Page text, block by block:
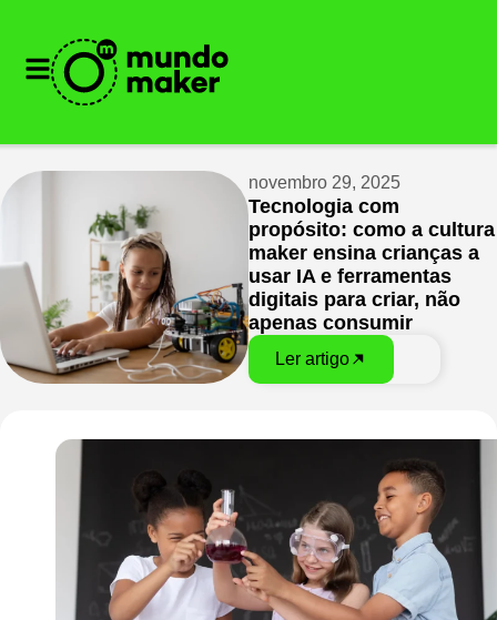
novembro 29, 2025
Tecnologia com
propósito: como a cultura
maker ensina crianças a
usar IA e ferramentas
digitais para criar, não
apenas consumir
Ler artigo